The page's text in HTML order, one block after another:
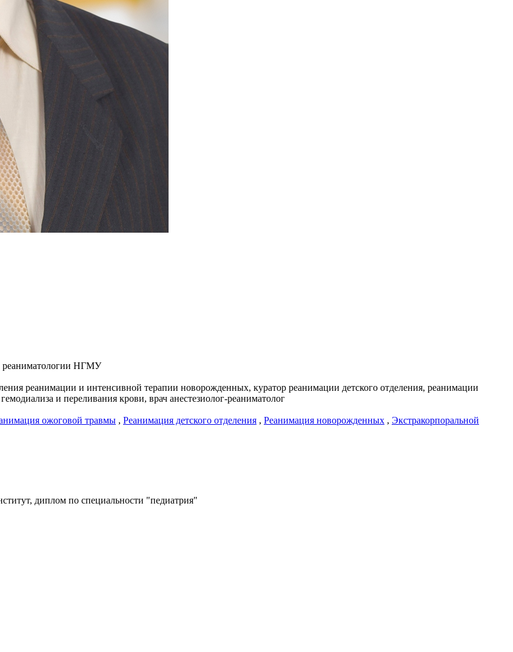
реаниматологии НГМУ
реанимации и интенсивной терапии новорожденных, куратор реанимации детского отделения, реанимации
и переливания крови, врач анестезиолог-реаниматолог
ожоговой травмы , Реанимация детского отделения , Реанимация новорожденных , Экстракорпоральной
диплом по специальности "педиатрия"